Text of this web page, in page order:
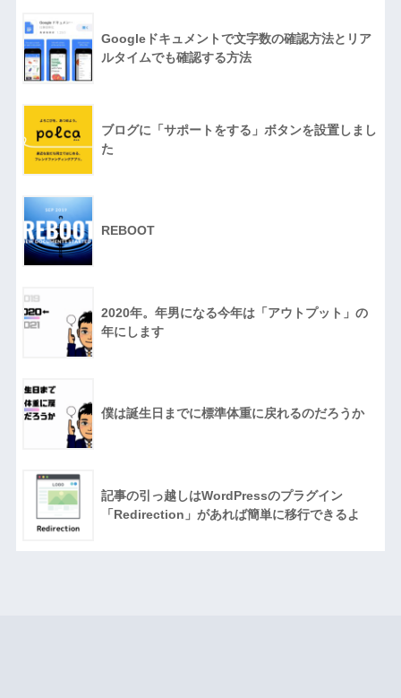
Googleドキュメントで文字数の確認方法とリア
ルタイムでも確認する方法
ブログに「サポートをする」ボタンを設置しまし
た
REBOOT
2020年。年男になる今年は「アウトプット」の
年にします
僕は誕生日までに標準体重に戻れるのだろうか
記事の引っ越しはWordPressのプラグイン
「Redirection」があれば簡単に移行できるよ